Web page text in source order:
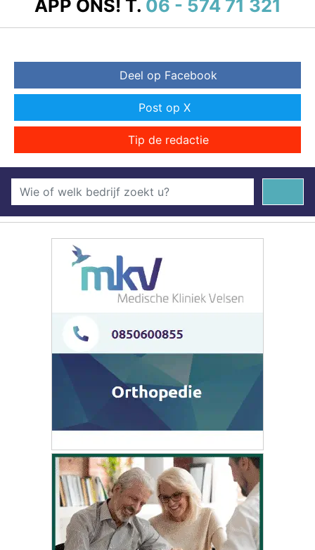
APP ONS! T. 06 - 574 71 321
Deel op Facebook
Post op X
Tip de redactie